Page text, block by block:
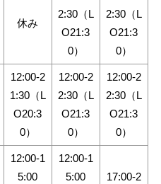
休み
2:30（L
O21:3
0）
2:30（L
O21:3
0）
12:00-2
1:30（L
O20:3
0）
12:00-2
2:30（L
O21:3
0）
12:00-2
2:30（L
O21:3
0）
12:00-1
5:00
12:00-1
5:00
17:00-2